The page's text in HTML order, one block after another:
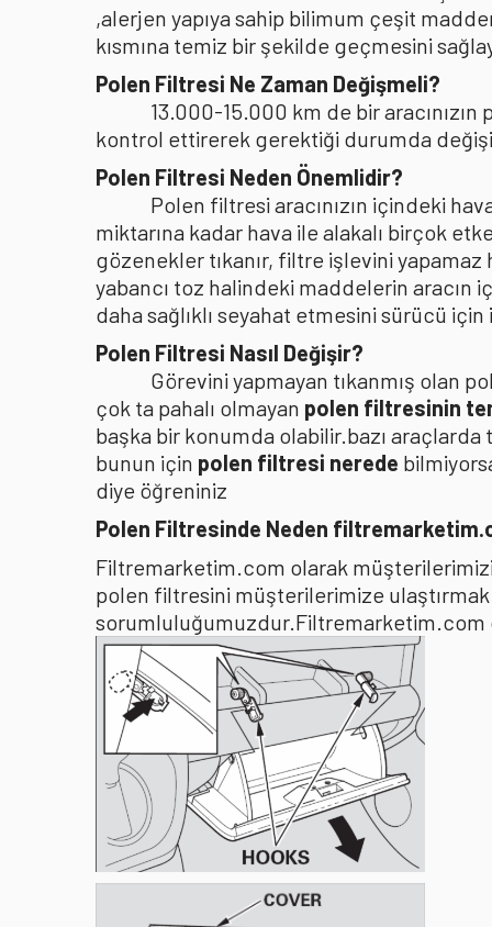
,alerjen yapıya sahip bilimum çeşit
kısmına temiz bir şekilde geçmesini
Polen Filtresi Ne Zaman Değişmeli?
13.000-15.000 km de bir
kontrol ettirerek gerektiği durumda
Polen Filtresi Neden Önemlidir?
Polen filtresi aracınızın içindeki
miktarına kadar hava ile alakalı birçok
gözenekler tıkanır, filtre işlevini
yabancı toz halindeki maddelerin
daha sağlıklı seyahat etmesini sürücü
Polen Filtresi Nasıl Değişir?
Görevini yapmayan tıkanmış olan
çok ta pahalı olmayan polen filtresinin
başka bir konumda olabilir.bazı araçlarda
bunun için polen filtresi nerede
diye öğreniniz
Polen Filtresinde Neden
Filtremarketim.com olarak
polen filtresini müşterilerimize ulaştırmak
sorumluluğumuzdur.Filtremarketim.com